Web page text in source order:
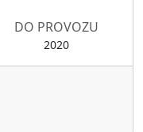
DO PROVOZU
2020